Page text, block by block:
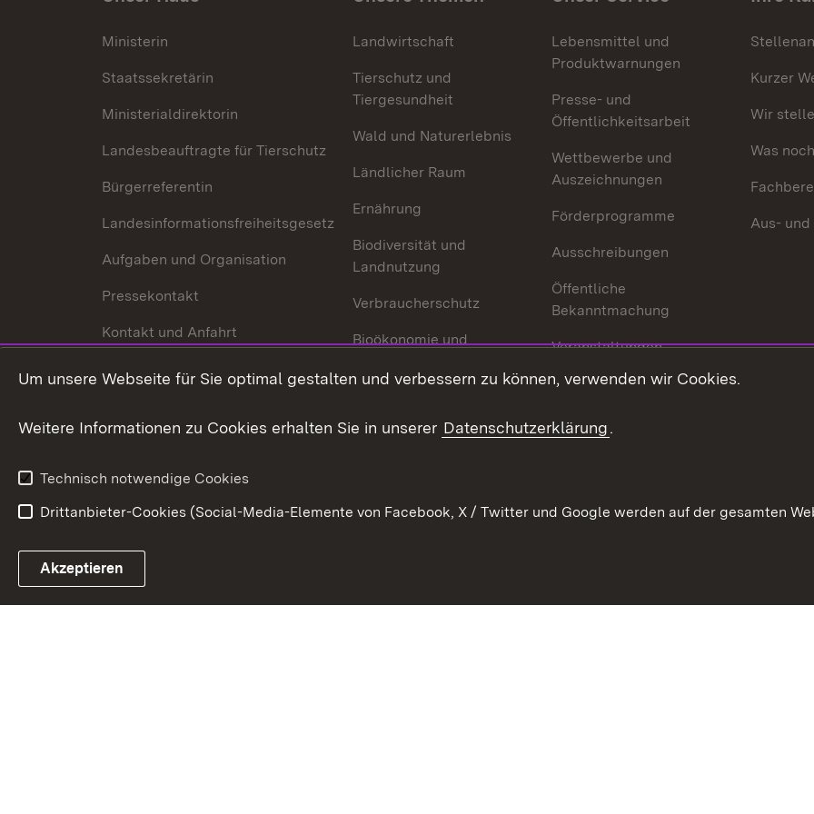
Ministerin
Staatssekretärin
Ministerialdirektorin
Landesbeauftragte für Tierschutz
Bürgerreferentin
Landesinformationsfreiheitsgesetz
Aufgaben und Organisation
Pressekontakt
Kontakt und Anfahrt
Landwirtschaft
Tierschutz und
Tiergesundheit
Wald und Naturerlebnis
Ländlicher Raum
Ernährung
Biodiversität und
Landnutzung
Verbraucherschutz
Bioökonomie und
Lebensmittel und
Produktwarnungen
Presse- und
Öffentlichkeitsarbeit
Wettbewerbe und
Auszeichnungen
Förderprogramme
Ausschreibungen
Öffentliche
Bekanntmachung
Veranstaltungen
Mediathek
Publikationen
Kurzer
Wir
Was
Aus-
Link zum Landesportal
Um unsere Webseite für Sie optimal gestalten und verbessern zu können, verwenden wir Cookies.
Weitere Informationen zu Cookies erhalten Sie in unserer Datenschutzerklärung.
Technisch notwendige Cookies
Drittanbieter-Cookies (Social-Media-Elemente von Facebook, X / Twitter und Google werden auf der gesamten
Akzeptieren